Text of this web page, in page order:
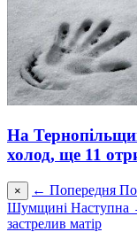
На
холод, ще 11
× ← Попередня
Шумщині Наступна
застрелив матір